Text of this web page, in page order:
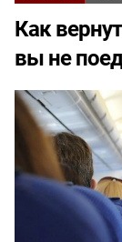
Как
вы не